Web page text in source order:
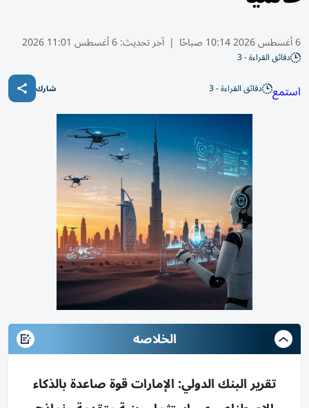
6 أغسطس 2026 10:14 صباحًا | آخر تحديث:6 أغسطس 11:01 2026
دقائق القراءة - 3
استمع دقائق القراءة - 3 شارك
الخلاصه
تقرير البنك الدولي: الإمارات قوة صاعدة بالذكاء